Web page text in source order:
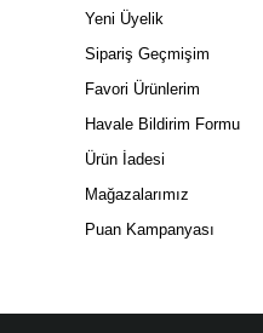
Yeni Üyelik
Sipariş Geçmişim
Favori Ürünlerim
Havale Bildirim Formu
Ürün İadesi
Mağazalarımız
Puan Kampanyası